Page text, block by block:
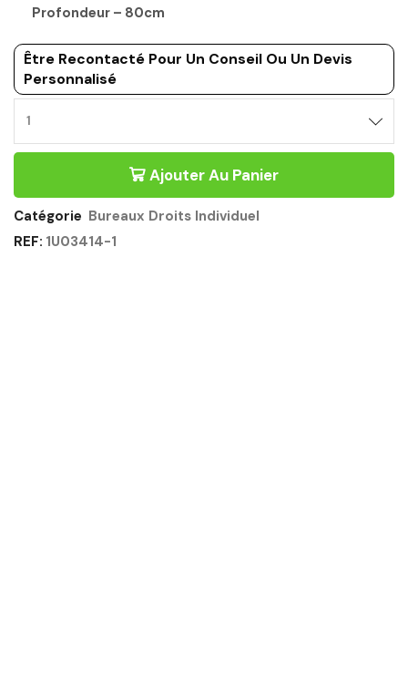
Profondeur – 80cm
Être Recontacté Pour Un Conseil Ou Un Devis
Personnalisé
DROIT
PIEDS
GRIS
140CM
Ajouter Au Panier
Catégorie Bureaux Droits Individuel
REF: 1U03414-1